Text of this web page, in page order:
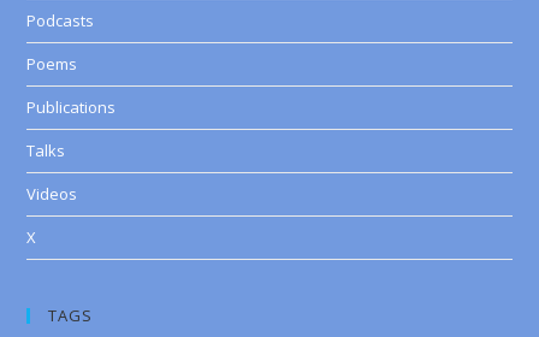
Podcasts
Poems
Publications
Talks
Videos
X
TAGS